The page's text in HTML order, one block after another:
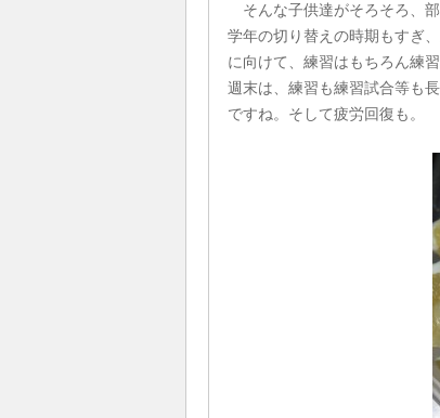
そんな子供達がそろそろ、
学年の切り替えの時期もすぎ
に向けて、練習はもちろん練
週末は、練習も練習試合等も
ですね。そして疲労回復も。